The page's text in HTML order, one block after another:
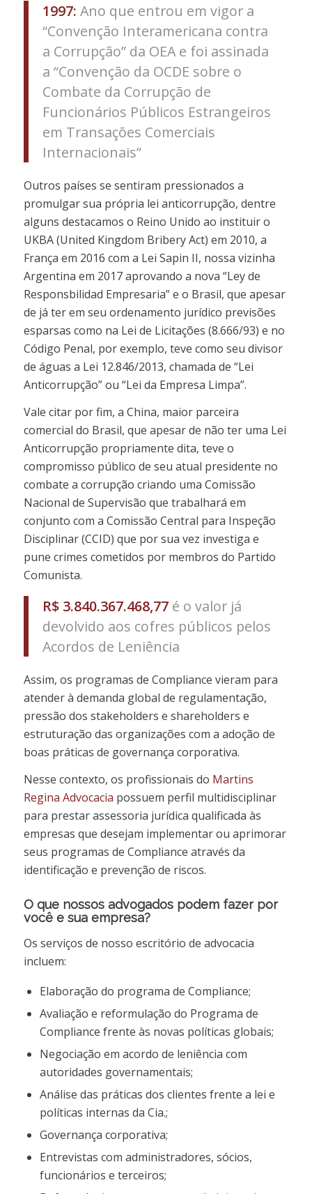
1997: Ano que entrou em vigor a
“Convenção Interamericana contra
a Corrupção” da OEA e foi assinada
a “Convenção da OCDE sobre o
Combate da Corrupção de
Funcionários Públicos Estrangeiros
em Transações Comerciais
Internacionais”
Outros países se sentiram pressionados a
promulgar sua própria lei anticorrupção, dentre
alguns destacamos o Reino Unido ao instituir o
UKBA (United Kingdom Bribery Act) em 2010, a
França em 2016 com a Lei Sapin II, nossa vizinha
Argentina em 2017 aprovando a nova “Ley de
Responsbilidad Empresaria” e o Brasil, que apesar
de já ter em seu ordenamento jurídico previsões
esparsas como na Lei de Licitações (8.666/93) e no
Código Penal, por exemplo, teve como seu divisor
de águas a Lei 12.846/2013, chamada de “Lei
Anticorrupção” ou “Lei da Empresa Limpa”.
Vale citar por fim, a China, maior parceira
comercial do Brasil, que apesar de não ter uma Lei
Anticorrupção propriamente dita, teve o
compromisso público de seu atual presidente no
combate a corrupção criando uma Comissão
Nacional de Supervisão que trabalhará em
conjunto com a Comissão Central para Inspeção
Disciplinar (CCID) que por sua vez investiga e
pune crimes cometidos por membros do Partido
Comunista.
R$ 3.840.367.468,77é o valor já
devolvido aos cofres públicos pelos
Acordos de Leniência
Assim, os programas de Compliance vieram para
atender à demanda global de regulamentação,
pressão dos stakeholders e shareholders e
estruturação das organizações com a adoção de
boas práticas de governança corporativa.
Nesse contexto, os profissionais do Martins
Regina Advocacia possuem perfil multidisciplinar
para prestar assessoria jurídica qualificada às
empresas que desejam implementar ou aprimorar
seus programas de Compliance através da
identificação e prevenção de riscos.
O que nossos advogados podem fazer por
você e sua empresa?
Os serviços de nosso escritório de advocacia
incluem:
Elaboração do programa de Compliance;
Avaliação e reformulação do Programa de
Compliance frente às novas políticas globais;
Negociação em acordo de leniência com
autoridades governamentais;
Análise das práticas dos clientes frente a lei e
políticas internas da Cia.;
Governança corporativa;
Entrevistas com administradores, sócios,
funcionários e terceiros;